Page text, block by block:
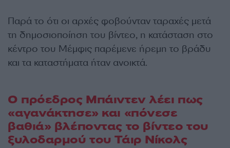
Παρά το ότι οι αρχές φοβούνταν ταραχές μετά
τη δημοσιοποίηση του βίντεο, η κατάσταση στο
κέντρο του Μέμφις παρέμενε ήρεμη το βράδυ
και τα καταστήματα ήταν ανοικτά.
Ο πρόεδρος Μπάιντεν λέει πως
«αγανάκτησε» και «πόνεσε
βαθιά» βλέποντας το βίντεο του
ξυλοδαρμού του Τάιρ Νίκολς